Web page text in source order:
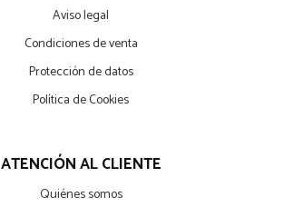
Aviso legal
Condiciones de venta
Protección de datos
Política de Cookies
ATENCIÓN AL CLIENTE
Quiénes somos